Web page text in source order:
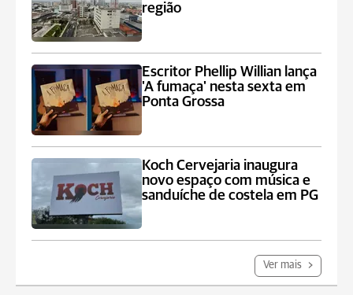
região
Escritor Phellip Willian lança
'A fumaça' nesta sexta em
Ponta Grossa
Koch Cervejaria inaugura
novo espaço com música e
sanduíche de costela em PG
Ver mais